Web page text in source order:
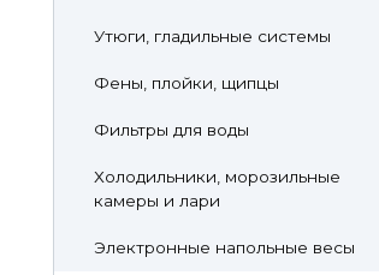
Утюги, гладильные системы
Фены, плойки, щипцы
Фильтры для воды
Холодильники, морозильные
камеры и лари
Электронные напольные весы